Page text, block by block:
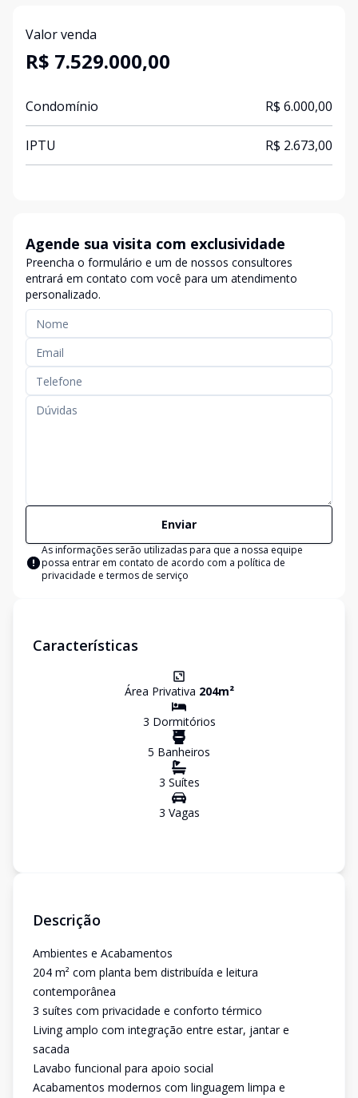
Valor venda
R$ 7.529.000,00
Condomínio R$ 6.000,00
IPTU R$ 2.673,00
Agende sua visita com exclusividade
Preencha o formulário e um de nossos consultores
entrará em contato com você para um atendimento
personalizado.
Enviar
As informações serão utilizadas para que a nossa equipe
possa entrar em contato de acordo com a política de
privacidade e termos de serviço
Características
Área Privativa 204m²
3 Dormitórios
5 Banheiros
3 Suítes
3 Vagas
Descrição
Ambientes e Acabamentos
204 m² com planta bem distribuída e leitura
contemporânea
3 suítes com privacidade e conforto térmico
Living amplo com integração entre estar, jantar e
sacada
Lavabo funcional para apoio social
Acabamentos modernos com linguagem limpa e